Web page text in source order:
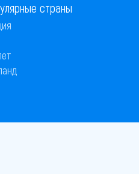
страны